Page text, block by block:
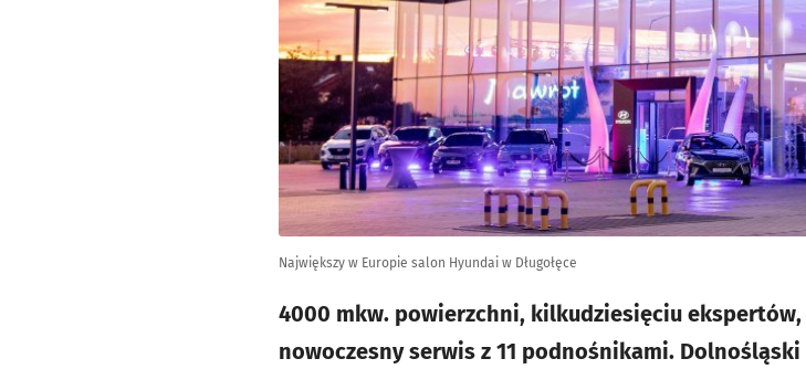
Największy w Europie salon Hyundai w Długołęce
4000 mkw. powierzchni, kilkudziesięciu
nowoczesny serwis z 11 podnośnikami.